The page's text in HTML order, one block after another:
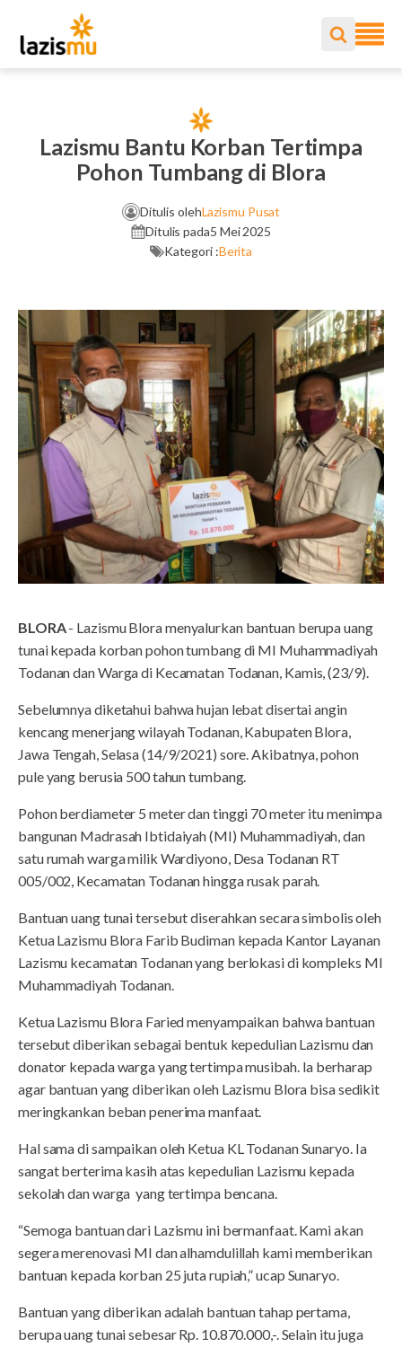
Lazismu Bantu Korban Tertimpa
Pohon Tumbang di Blora
Ditulis olehLazismu Pusat
Ditulis pada5 Mei 2025
Kategori :Berita
BLORA- Lazismu Blora menyalurkan bantuan berupa uang
tunai kepada korban pohon tumbang di MI Muhammadiyah
Todanan dan Warga di Kecamatan Todanan, Kamis, (23/9).
Sebelumnya diketahui bahwa hujan lebat disertai angin
kencang menerjang wilayah Todanan, Kabupaten Blora,
Jawa Tengah, Selasa (14/9/2021) sore. Akibatnya, pohon
pule yang berusia 500 tahun tumbang.
Pohon berdiameter 5 meter dan tinggi 70 meter itu menimpa
bangunan Madrasah Ibtidaiyah (MI) Muhammadiyah, dan
satu rumah warga milik Wardiyono, Desa Todanan RT
005/002, Kecamatan Todanan hingga rusak parah.
Bantuan uang tunai tersebut diserahkan secara simbolis oleh
Ketua Lazismu Blora Farib Budiman kepada Kantor Layanan
Lazismu kecamatan Todanan yang berlokasi di kompleks MI
Muhammadiyah Todanan.
Ketua Lazismu Blora Faried menyampaikan bahwa bantuan
tersebut diberikan sebagai bentuk kepedulian Lazismu dan
donator kepada warga yang tertimpa musibah. Ia berharap
agar bantuan yang diberikan oleh Lazismu Blora bisa sedikit
meringkankan beban penerima manfaat.
Hal sama di sampaikan oleh Ketua KL Todanan Sunaryo. Ia
sangat berterima kasih atas kepedulian Lazismu kepada
sekolah dan warga yang tertimpa bencana.
“Semoga bantuan dari Lazismu ini bermanfaat. Kami akan
segera merenovasi MI dan alhamdulillah kami memberikan
bantuan kepada korban 25 juta rupiah,” ucap Sunaryo.
Bantuan yang diberikan adalah bantuan tahap pertama,
berupa uang tunai sebesar Rp. 10.870.000,-. Selain itu juga